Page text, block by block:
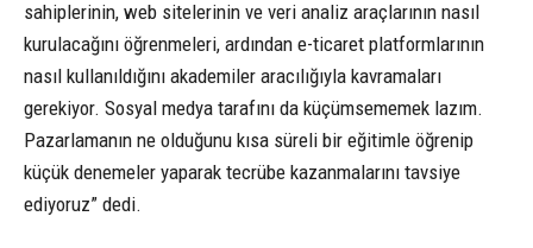
sahiplerinin, web sitelerinin ve veri analiz araçlarının nasıl
kurulacağını öğrenmeleri, ardından e-ticaret platformlarının
nasıl kullanıldığını akademiler aracılığıyla kavramaları
gerekiyor. Sosyal medya tarafını da küçümsememek lazım.
Pazarlamanın ne olduğunu kısa süreli bir eğitimle öğrenip
küçük denemeler yaparak tecrübe kazanmalarını tavsiye
ediyoruz” dedi.